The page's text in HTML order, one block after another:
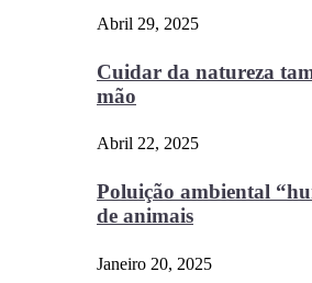
Abril 29, 2025
Cuidar da natureza
mão
Abril 22, 2025
Poluição ambiental
de animais
Janeiro 20, 2025